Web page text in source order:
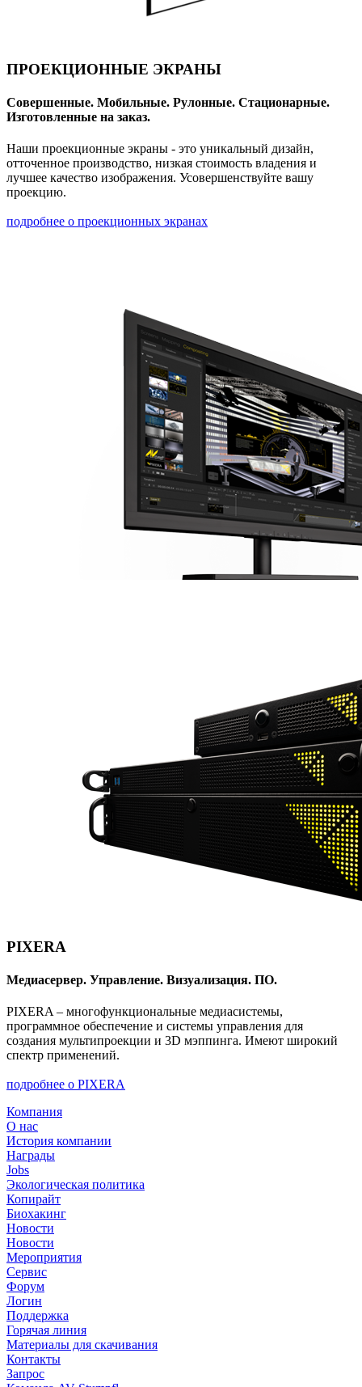
ПРОЕКЦИОННЫЕ ЭКРАНЫ
Совершенные. Мобильные. Рулонные. Стационарные.
Изготовленные на заказ.
Наши проекционные экраны - это уникальный дизайн,
отточенное производство, низкая стоимость владения и
лучшее качество изображения. Усовершенствуйте вашу
проекцию.
подробнее о проекционных экранах
PIXERA
Медиасервер. Управление. Визуализация. ПО.
PIXERA – многофункциональные медиасистемы,
программное обеспечение и системы управления для
создания мультипроекции и 3D мэппинга. Имеют широкий
спектр применений.
подробнее о PIXERA
Компания
О нас
История компании
Награды
Jobs
Экологическая политика
Копирайт
Биохакинг
Новости
Новости
Мероприятия
Сервис
Форум
Логин
Поддержка
Горячая линия
Материалы для скачивания
Контакты
Запрос